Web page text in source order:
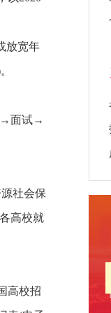
放宽年
→面试→
社会保
高校就
高校招